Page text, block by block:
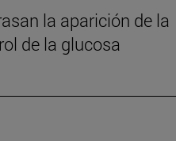
la aparición de la
de la glucosa